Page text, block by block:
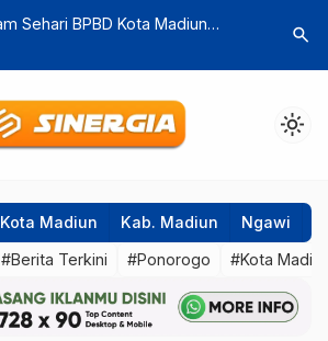
Berantas Praktik Perjudian, Satreskrim
Pelaku
search
light_mode
Kota Madiun Kab. Madiun Ngawi
#Berita Terkini #Ponorogo #Kota